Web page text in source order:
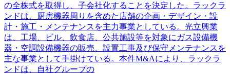
の全株式を取得し、子会社化することを決定した。ラックラ
ンドは、厨房機器周りを含めた店舗の企画・デザイン・設
計・施工・メンテナンスを主力事業としている。光立興業
は、工場、ビル、飲食店、公共施設等を対象にガス設備機
器・空調設備機器の販売、設置工事及び保守メンテナンスを
主な事業として手掛けている。本件M&Aにより、ラックラ
ンドは、自社グループの